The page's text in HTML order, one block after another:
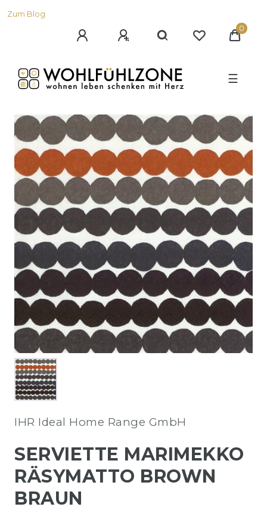
Zum Blog
0
☰
IHR Ideal Home Range GmbH
SERVIETTE MARIMEKKO
RÄSYMATTO BROWN
BRAUN